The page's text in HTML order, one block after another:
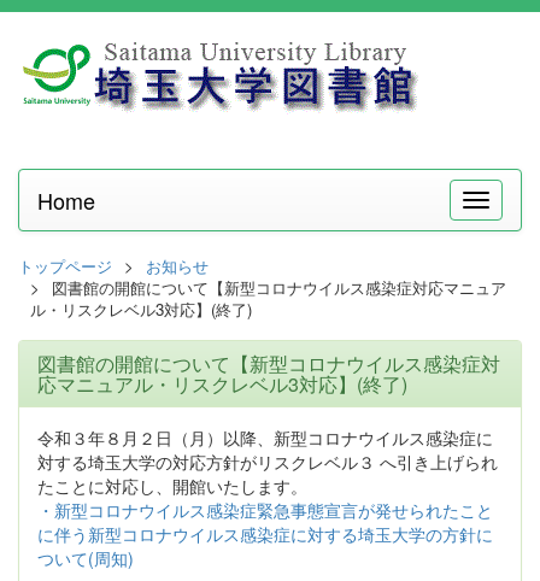
メ
ニ
Home
トップページ
お知らせ
図書館の開館について【新型コロナウイルス感染症対応マニュア
ル・リスクレベル3対応】(終了)
図書館の開館について【新型コロナウイルス感染症対
応マニュアル・リスクレベル3対応】(終了)
令和３年８月２日（月）以降、新型コロナウイルス感染症に
対する埼玉大学の対応方針がリスクレベル３ へ引き上げられ
たことに対応し、開館いたします。
・新型コロナウイルス感染症緊急事態宣言が発せられたこと
に伴う新型コロナウイルス感染症に対する埼玉大学の方針に
ついて(周知)